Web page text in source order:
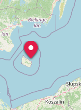
FAXE,
DENMARK